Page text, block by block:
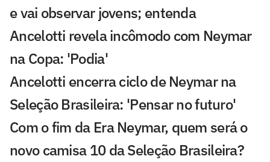
e vai observar jovens; entenda
Ancelotti revela incômodo com Neymar
na Copa: 'Podia'
Ancelotti encerra ciclo de Neymar na
Seleção Brasileira: 'Pensar no futuro'
Com o fim da Era Neymar, quem será o
novo camisa 10 da Seleção Brasileira?